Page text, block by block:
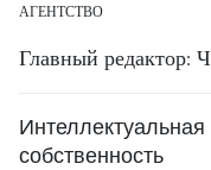
АГЕНТСТВО
Главный
Интеллектуальная
собственность